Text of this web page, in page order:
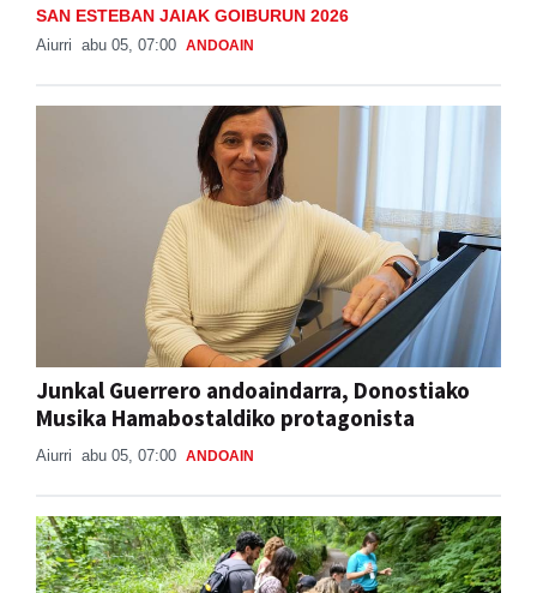
SAN ESTEBAN JAIAK GOIBURUN 2026
Aiurri abu 05, 07:00 ANDOAIN
Junkal Guerrero andoaindarra, Donostiako
Musika Hamabostaldiko protagonista
Aiurri abu 05, 07:00 ANDOAIN